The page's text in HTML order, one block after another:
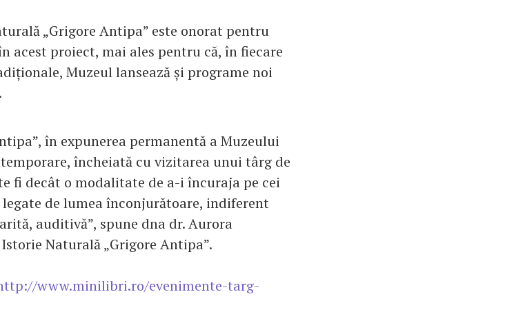
„Grigore Antipa” este onorat pentru
acest proiect, mai ales pentru că, în fiecare
Muzeul lansează și programe noi
în expunerea permanentă a Muzeului
încheiată cu vizitarea unui târg de
fi decât o modalitate de a-i încuraja pe cei
de lumea înconjurătoare, indiferent
auditivă”, spune dna dr. Aurora
Naturală „Grigore Antipa”.
www.minilibri.ro/evenimente-targ-